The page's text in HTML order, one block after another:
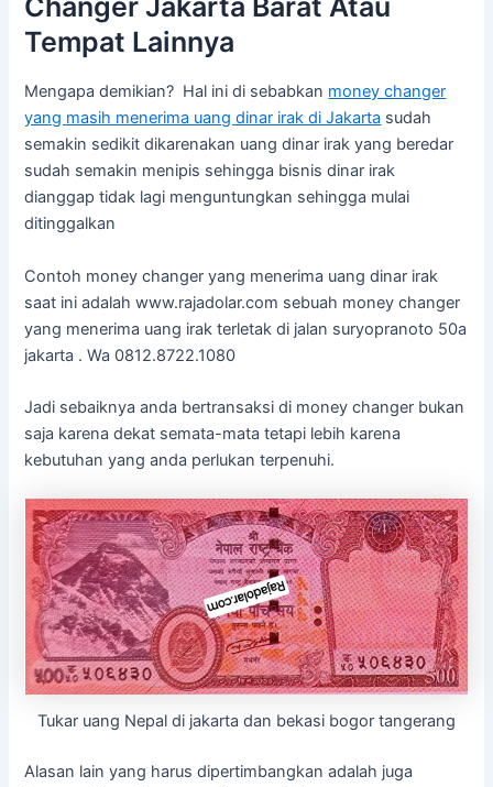
Tempat Lainnya
Mengapa demikian? Hal ini di sebabkan money changer
yang masih menerima uang dinar irak di Jakarta sudah
semakin sedikit dikarenakan uang dinar irak yang beredar
sudah semakin menipis sehingga bisnis dinar irak
dianggap tidak lagi menguntungkan sehingga mulai
ditinggalkan
Contoh money changer yang menerima uang dinar irak
saat ini adalah www.rajadolar.com sebuah money changer
yang menerima uang irak terletak di jalan suryopranoto 50a
jakarta . Wa 0812.8722.1080
Jadi sebaiknya anda bertransaksi di money changer bukan
saja karena dekat semata-mata tetapi lebih karena
kebutuhan yang anda perlukan terpenuhi.
Tukar uang Nepal di jakarta dan bekasi bogor tangerang
Alasan lain yang harus dipertimbangkan adalah juga